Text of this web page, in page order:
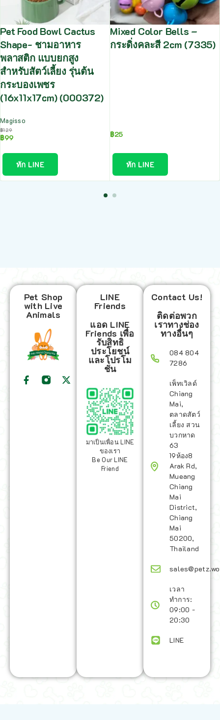
Pet Food Bowl Cactus
Shape- ชามอาหาร
พลาสติก แบบยกสูง
สำหรับสัตว์เลี้ยง รุ่นต้น
กระบองเพชร
(16x11x17cm) (000372)
Magisso
฿129
฿99
ทัก LINE
Mixed Color Bells –
กระดิ่งคละสี 2cm (7335)
฿25
ทัก LINE
Pet Shop
with Live
Animals
LINE
Friends
แอด LINE
Friends เพื่อ
รับสิทธิ
ประโยชน์
และโปรโม
ชั่น
มาเป็นเพื่อน LINE
ของเรา
Be Our LINE
Friend
Contact Us!
ติดต่อพวก
เราทางช่อง
ทางอื่นๆ
084 804
7286
เพ็ทเวิลด์
Chiang
Mai,
ตลาดสัตว์
เลี้ยง สวน
บวกหาด
63
19ห้อง8
Arak Rd,
Mueang
Chiang
Mai
District,
Chiang
Mai
50200,
Thailand
เวลา
ทำการ:
09:00 -
20:30
LINE